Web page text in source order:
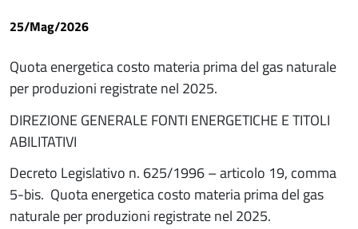
25/Mag/2026
Quota energetica costo materia prima del gas naturale
per produzioni registrate nel 2025.
DIREZIONE GENERALE FONTI ENERGETICHE E TITOLI
ABILITATIVI
Decreto Legislativo n. 625/1996 – articolo 19, comma
5-bis. Quota energetica costo materia prima del gas
naturale per produzioni registrate nel 2025.